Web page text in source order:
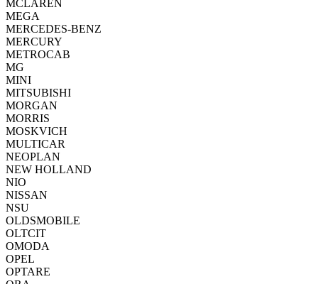
MCLAREN
MEGA
MERCEDES-BENZ
MERCURY
METROCAB
MG
MINI
MITSUBISHI
MORGAN
MORRIS
MOSKVICH
MULTICAR
NEOPLAN
NEW HOLLAND
NIO
NISSAN
NSU
OLDSMOBILE
OLTCIT
OMODA
OPEL
OPTARE